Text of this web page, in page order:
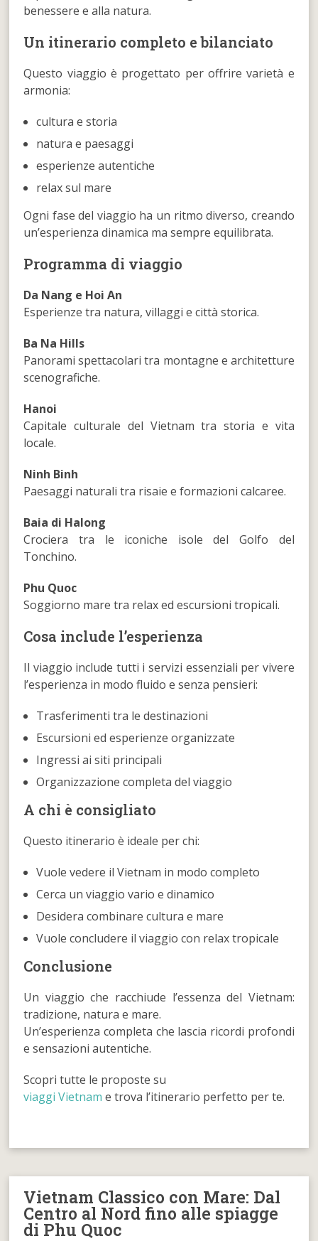
benessere e alla natura.
Un itinerario completo e bilanciato
Questo viaggio è progettato per offrire varietà e
armonia:
cultura e storia
natura e paesaggi
esperienze autentiche
relax sul mare
Ogni fase del viaggio ha un ritmo diverso, creando
un’esperienza dinamica ma sempre equilibrata.
Programma di viaggio
Da Nang e Hoi An
Esperienze tra natura, villaggi e città storica.
Ba Na Hills
Panorami spettacolari tra montagne e architetture
scenografiche.
Hanoi
Capitale culturale del Vietnam tra storia e vita
locale.
Ninh Binh
Paesaggi naturali tra risaie e formazioni calcaree.
Baia di Halong
Crociera tra le iconiche isole del Golfo del
Tonchino.
Phu Quoc
Soggiorno mare tra relax ed escursioni tropicali.
Cosa include l’esperienza
Il viaggio include tutti i servizi essenziali per vivere
l’esperienza in modo fluido e senza pensieri:
Trasferimenti tra le destinazioni
Escursioni ed esperienze organizzate
Ingressi ai siti principali
Organizzazione completa del viaggio
A chi è consigliato
Questo itinerario è ideale per chi:
Vuole vedere il Vietnam in modo completo
Cerca un viaggio vario e dinamico
Desidera combinare cultura e mare
Vuole concludere il viaggio con relax tropicale
Conclusione
Un viaggio che racchiude l’essenza del Vietnam:
tradizione, natura e mare.
Un’esperienza completa che lascia ricordi profondi
e sensazioni autentiche.
Scopri tutte le proposte su
viaggi Vietnam e trova l’itinerario perfetto per te.
Vietnam Classico con Mare: Dal
Centro al Nord fino alle spiagge
di Phu Quoc